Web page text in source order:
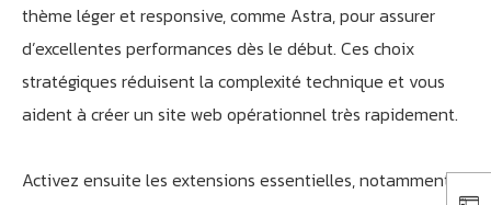
thème léger et responsive, comme Astra, pour assurer
d’excellentes performances dès le début. Ces choix
stratégiques réduisent la complexité technique et vous
aident à créer un site web opérationnel très rapidement.
Activez ensuite les extensions essentielles, notamment